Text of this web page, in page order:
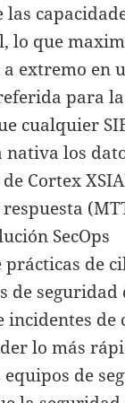
lo que
extremo en
para
cualquier
los
Cortex
SecOps
de
de
de
lo más
de